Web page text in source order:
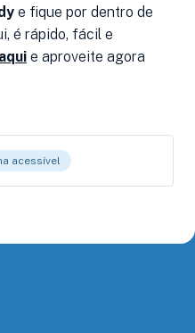
e fique por dentro de
é rápido, fácil e
e aproveite agora
acessível